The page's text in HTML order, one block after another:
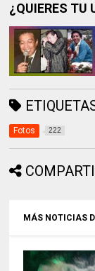
¿QUIERES TU
Fotos 222
MÁS NOTICIAS